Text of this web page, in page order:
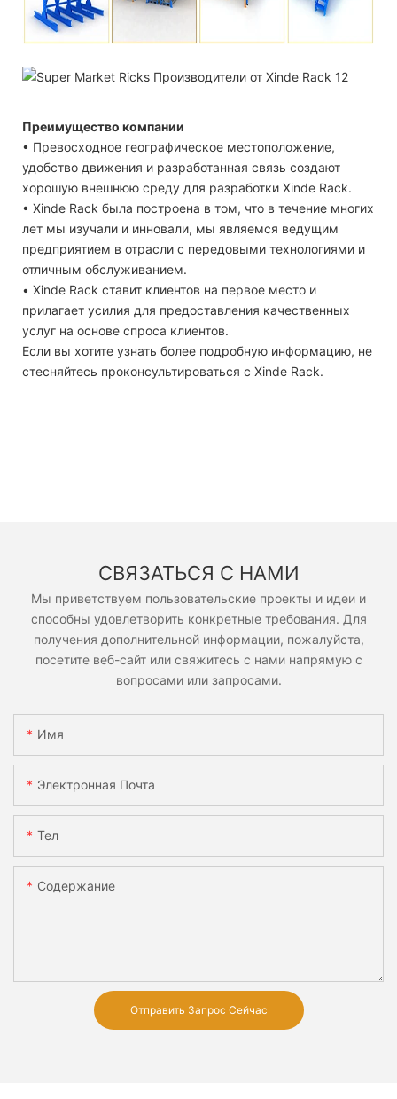
Преимущество компании
• Превосходное географическое местоположение,
удобство движения и разработанная связь создают
хорошую внешнюю среду для разработки Xinde Rack.
• Xinde Rack была построена в том, что в течение многих
лет мы изучали и инновали, мы являемся ведущим
предприятием в отрасли с передовыми технологиями и
отличным обслуживанием.
• Xinde Rack ставит клиентов на первое место и
прилагает усилия для предоставления качественных
услуг на основе спроса клиентов.
Если вы хотите узнать более подробную информацию, не
стесняйтесь проконсультироваться с Xinde Rack.
СВЯЗАТЬСЯ С НАМИ
Мы приветствуем пользовательские проекты и идеи и
способны удовлетворить конкретные требования. Для
получения дополнительной информации, пожалуйста,
посетите веб-сайт или свяжитесь с нами напрямую с
вопросами или запросами.
Имя
Электронная Почта
Тел
Содержание
Отправить Запрос Сейчас